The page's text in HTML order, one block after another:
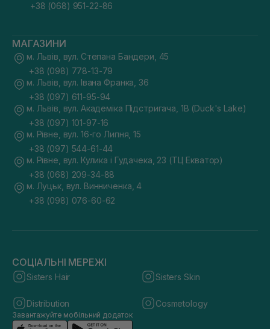
+38 (068) 951-22-86
МАГАЗИНИ
м. Львів, вул. Степана Бандери, 45
+38 (098) 778-13-79
м. Львів, вул. Івана Франка, 36
+38 (097) 611-95-94
м. Львів, вул. Академіка Підстригача, 1В (Duck's Lake)
+38 (097) 101-97-16
м. Рівне, вул. 16-го Липня, 15
+38 (097) 544-61-44
м. Рівне, вул. Кулика і Гудачека, 23 (ТЦ Екватор)
+38 (068) 209-34-88
м. Луцьк, вул. Винниченка, 4
+38 (098) 076-60-62
СОЦІАЛЬНІ МЕРЕЖІ
Sisters Hair Sisters Skin
Distribution Cosmetology
Завантажуйте мобільний додаток